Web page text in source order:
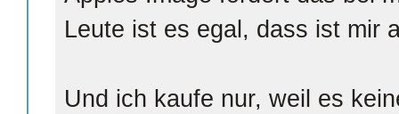
Leute ist es egal, dass ist mir
Und ich kaufe nur, weil es